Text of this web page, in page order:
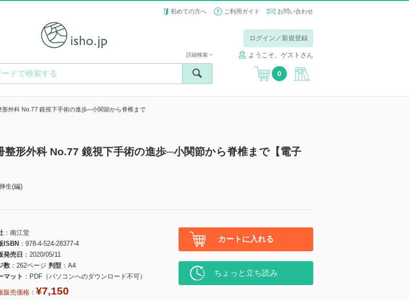
初めての方へ ご利用ガイド お問い合わせ
ログイン／新規登録
ようこそ、ゲストさん
詳細検索
0
形外科 No.77 鏡視下手術の進歩─小関節から脊椎まで
整形外科 No.77 鏡視下手術の進歩─小関節から脊椎まで【電子
生(編)
南江堂
ISBN
978-4-524-28377-4
発売日
2020/05/11
数
262ページ 判型
A4
マット
PDF（パソコンへのダウンロード不可）
販売価格： ¥7,150
カートに入れる
ちょっと立ち読み